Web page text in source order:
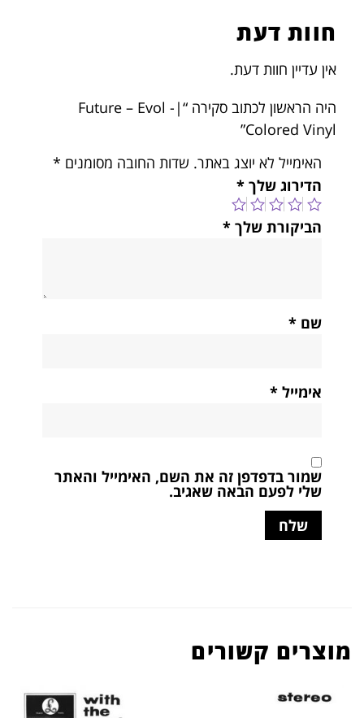
חוות דעת
אין עדיין חוות דעת.
היה הראשון לכתוב סקירה “Future – Evol -|
Colored Vinyl”
האימייל לא יוצג באתר. שדות החובה מסומנים *
הדירוג שלך *
הביקורת שלך *
שם *
אימייל *
שמור בדפדפן זה את השם, האימייל והאתר
שלי לפעם הבאה שאגיב.
מוצרים קשורים